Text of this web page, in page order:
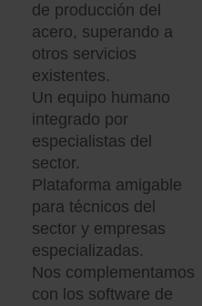
de producción del
acero, superando a
otros servicios
existentes.
Un equipo humano
integrado por
especialistas del
sector.
Plataforma amigable
para técnicos del
sector y empresas
especializadas.
Nos complementamos
con los software de